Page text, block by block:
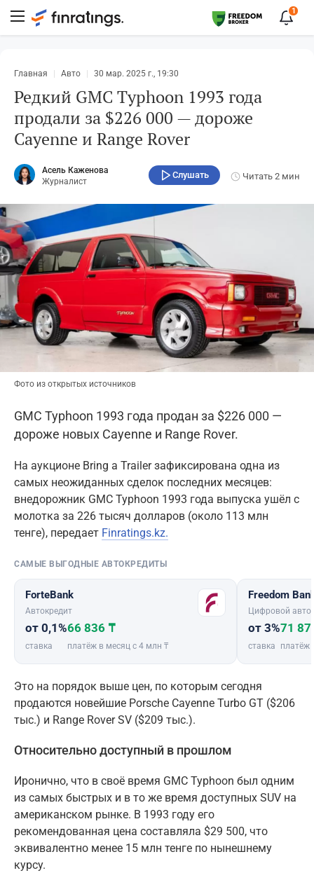
1
Главная Авто 30 мар. 2025 г., 19:30
Редкий GMC Typhoon 1993 года
продали за $226 000 — дороже
Cayenne и Range Rover
Асель Каженова
Журналист
Слушать Читать 2 мин
Фото из открытых источников
GMC Typhoon 1993 года продан за $226 000 —
дороже новых Cayenne и Range Rover.
На аукционе Bring a Trailer зафиксирована одна из
самых неожиданных сделок последних месяцев:
внедорожник GMC Typhoon 1993 года выпуска ушёл с
молотка за 226 тысяч долларов (около 113 млн
тенге), передает Finratings.kz.
САМЫЕ ВЫГОДНЫЕ АВТОКРЕДИТЫ
ForteBank
Автокредит
от 0,1%
ставка
66 836 ₸
платёж в месяц с 4 млн ₸
Freedom
Цифровой
от 3%
ставка
71
платёж
Это на порядок выше цен, по которым сегодня
продаются новейшие Porsche Cayenne Turbo GT ($206
тыс.) и Range Rover SV ($209 тыс.).
Относительно доступный в прошлом
Иронично, что в своё время GMC Typhoon был одним
из самых быстрых и в то же время доступных SUV на
американском рынке. В 1993 году его
рекомендованная цена составляла $29 500, что
эквивалентно менее 15 млн тенге по нынешнему
курсу.